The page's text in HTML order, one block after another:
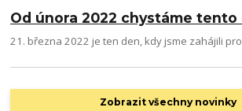
Od února 2022 chystáme tento
21. března 2022 je ten den, kdy jsme zahájili
Zobrazit všechny novinky